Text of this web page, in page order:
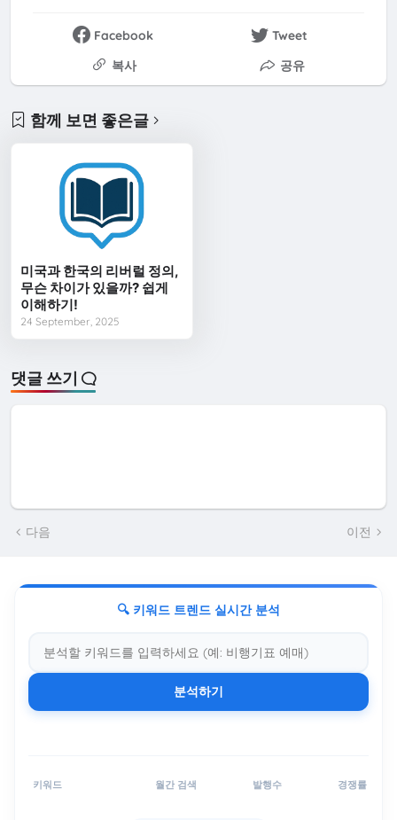
Facebook
Tweet
복사
공유
함께 보면 좋은글
미국과 한국의 리버럴 정의,
무슨 차이가 있을까? 쉽게
이해하기!
24 September, 2025
댓글 쓰기
다음 이전
🔍 키워드 트렌드 실시간 분석
분석하기
키워드 월간 검색 발행수 경쟁률